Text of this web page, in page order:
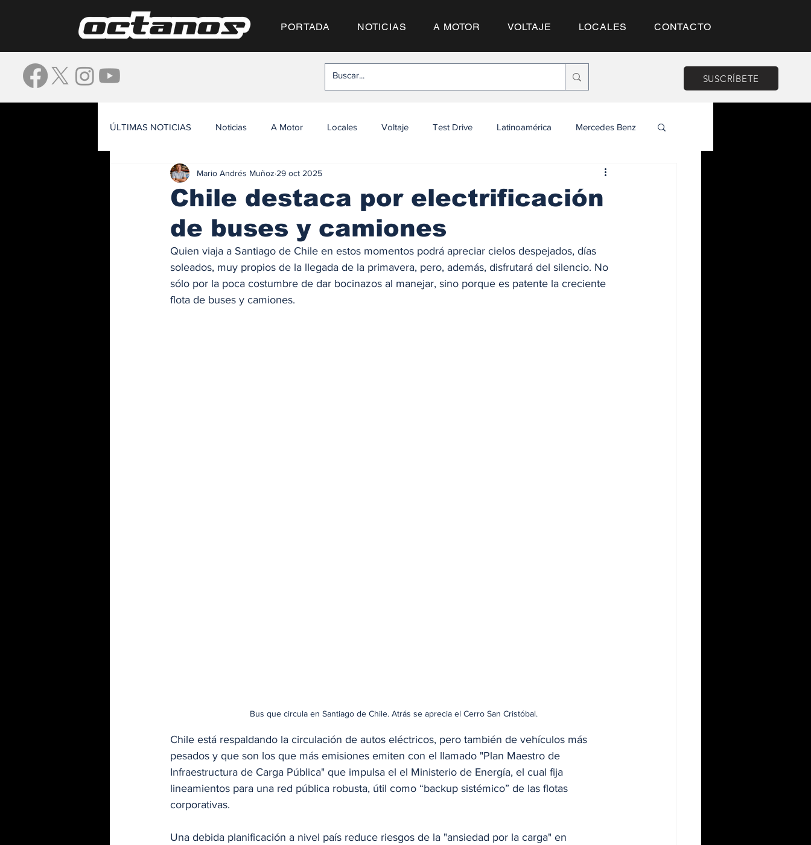
PORTADA NOTICIAS A MOTOR VOLTAJE LOCALES CONTACTO
SUSCRÍBETE
ÚLTIMAS NOTICIAS Noticias A Motor Locales Voltaje Test Drive Latinoamérica Mercedes Benz
Chile destaca por electrificación
de buses y camiones
Mario Andrés Muñoz 29 oct 2025
Quien viaja a Santiago de Chile en estos momentos podrá apreciar cielos despejados, días
soleados, muy propios de la llegada de la primavera, pero, además, disfrutará del silencio. No
sólo por la poca costumbre de dar bocinazos al manejar, sino porque es patente la creciente
flota de buses y camiones.
Bus que circula en Santiago de Chile. Atrás se aprecia el Cerro San Cristóbal.
Chile está respaldando la circulación de autos eléctricos, pero también de vehículos más
pesados y que son los que más emisiones emiten con el llamado "Plan Maestro de
Infraestructura de Carga Pública" que impulsa el el Ministerio de Energía, el cual fija
lineamientos para una red pública robusta, útil como “backup sistémico” de las flotas
corporativas.
Una debida planificación a nivel país reduce riesgos de la "ansiedad por la carga" en